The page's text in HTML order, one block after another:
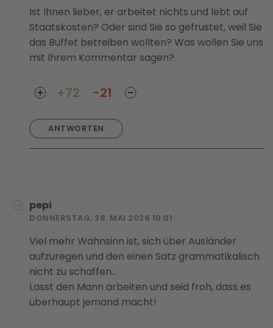
Ist Ihnen lieber, er arbeitet nichts und lebt auf
Staatskosten? Oder sind Sie so gefrustet, weil Sie
das Buffet betreiben wollten? Was wollen Sie uns
mit Ihrem Kommentar sagen?
ANTWORTEN
+72 -21
pepi
DONNERSTAG, 28. MAI 2026 10:01
Viel mehr Wahnsinn ist, sich über Ausländer
aufzuregen und den einen Satz grammatikalisch
nicht zu schaffen...
Lasst den Mann arbeiten und seid froh, dass es
überhaupt jemand macht!